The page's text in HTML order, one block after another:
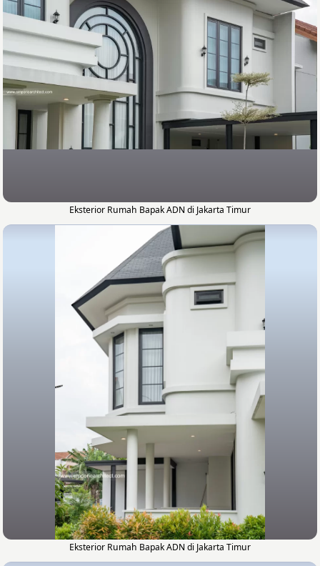
Eksterior Rumah Bapak ADN di Jakarta Timur
Eksterior Rumah Bapak ADN di Jakarta Timur